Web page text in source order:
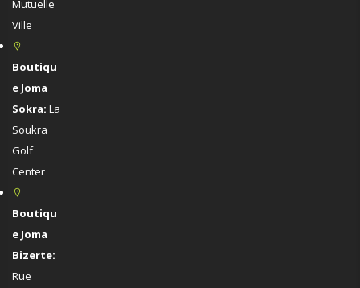
Mutuelle
Ville
Boutiqu
e Joma
Sokra: La
Soukra
Golf
Center
Boutiqu
e Joma
Bizerte:
Rue